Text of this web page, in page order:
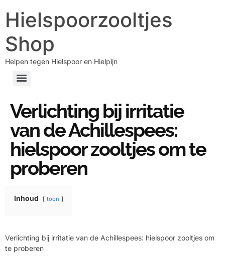
Hielspoorzooltjes
Shop
Helpen tegen Hielspoor en Hielpijn
Verlichting bij irritatie
van de Achillespees:
hielspoor zooltjes om te
proberen
Inhoud toon
Verlichting bij irritatie van de Achillespees: hielspoor zooltjes om
te proberen